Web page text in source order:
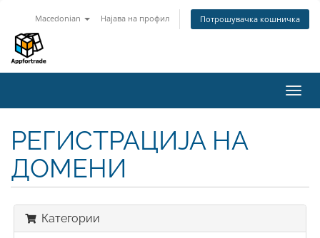
Macedonian Најава на профил Потрошувачка кошничка
ја
РЕГИСТРАЦИЈА НА
ДОМЕНИ
Категории